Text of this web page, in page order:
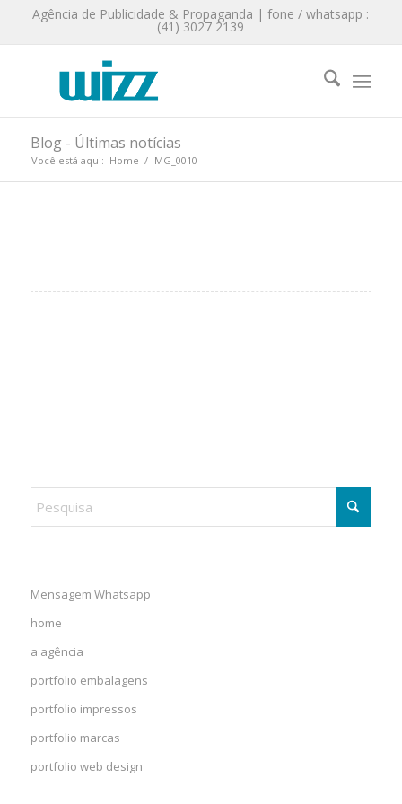
Agência de Publicidade & Propaganda | fone / whatsapp :
(41) 3027 2139
Blog - Últimas notícias
Você está aqui: Home / IMG_0010
Mensagem Whatsapp
home
a agência
portfolio embalagens
portfolio impressos
portfolio marcas
portfolio web design